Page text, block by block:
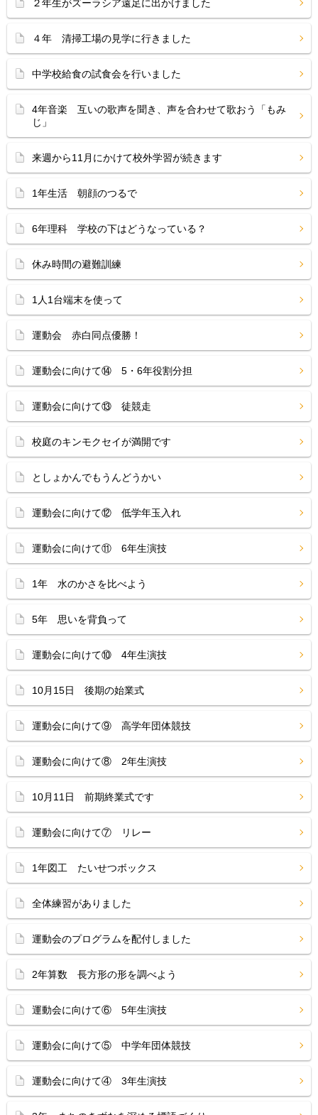
２年生がズーラシア遠足に出かけました
４年 清掃工場の見学に行きました
中学校給食の試食会を行いました
4年音楽 互いの歌声を聞き、声を合わせて歌おう「もみ
じ」
来週から11月にかけて校外学習が続きます
1年生活 朝顔のつるで
6年理科 学校の下はどうなっている？
休み時間の避難訓練
1人1台端末を使って
運動会 赤白同点優勝！
運動会に向けて⑭ 5・6年役割分担
運動会に向けて⑬ 徒競走
校庭のキンモクセイが満開です
としょかんでもうんどうかい
運動会に向けて⑫ 低学年玉入れ
運動会に向けて⑪ 6年生演技
1年 水のかさを比べよう
5年 思いを背負って
運動会に向けて⑩ 4年生演技
10月15日 後期の始業式
運動会に向けて⑨ 高学年団体競技
運動会に向けて⑧ 2年生演技
10月11日 前期終業式です
運動会に向けて⑦ リレー
1年図工 たいせつボックス
全体練習がありました
運動会のプログラムを配付しました
2年算数 長方形の形を調べよう
運動会に向けて⑥ 5年生演技
運動会に向けて⑤ 中学年団体競技
運動会に向けて④ 3年生演技